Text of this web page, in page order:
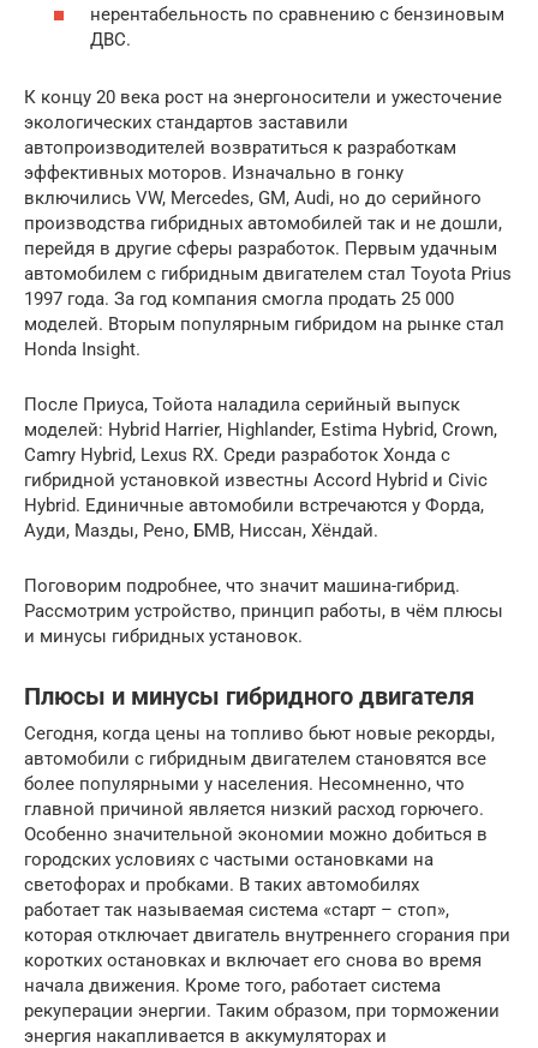
нерентабельность по сравнению с бензиновым
ДВС.
К концу 20 века рост на энергоносители и ужесточение
экологических стандартов заставили
автопроизводителей возвратиться к разработкам
эффективных моторов. Изначально в гонку
включились VW, Mercedes, GM, Audi, но до серийного
производства гибридных автомобилей так и не дошли,
перейдя в другие сферы разработок. Первым удачным
автомобилем с гибридным двигателем стал Toyota Prius
1997 года. За год компания смогла продать 25 000
моделей. Вторым популярным гибридом на рынке стал
Honda Insight.
После Приуса, Тойота наладила серийный выпуск
моделей: Hybrid Harrier, Highlander, Estima Hybrid, Crown,
Camry Hybrid, Lexus RX. Среди разработок Хонда с
гибридной установкой известны Accord Hybrid и Civic
Hybrid. Единичные автомобили встречаются у Форда,
Ауди, Мазды, Рено, БМВ, Ниссан, Хёндай.
Поговорим подробнее, что значит машина-гибрид.
Рассмотрим устройство, принцип работы, в чём плюсы
и минусы гибридных установок.
Плюсы и минусы гибридного двигателя
Сегодня, когда цены на топливо бьют новые рекорды,
автомобили с гибридным двигателем становятся все
более популярными у населения. Несомненно, что
главной причиной является низкий расход горючего.
Особенно значительной экономии можно добиться в
городских условиях с частыми остановками на
светофорах и пробками. В таких автомобилях
работает так называемая система «старт – стоп»,
которая отключает двигатель внутреннего сгорания при
коротких остановках и включает его снова во время
начала движения. Кроме того, работает система
рекуперации энергии. Таким образом, при торможении
энергия накапливается в аккумуляторах и